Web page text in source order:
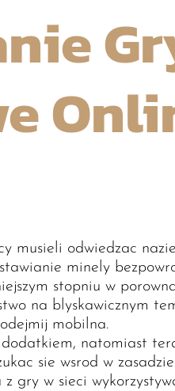
musieli odwiedzac
minely
stopniu w
na blyskawicznym
mobilna.
natomiast
sie wsrod w
gry w sieci